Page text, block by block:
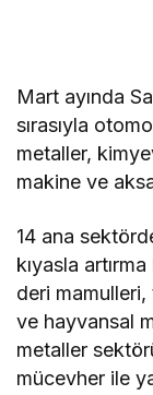
Mart ayında
sırasıyla
metaller,
makine ve
14 ana
kıyasla
deri
ve hayvansal
metaller
mücevher ile